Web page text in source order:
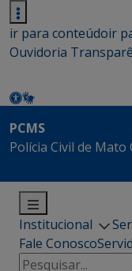
ir para conteúdoir
Ouvidoria
PCMS
Polícia Civil de Mato
Institucional
Fale Conosco
Pesquisar